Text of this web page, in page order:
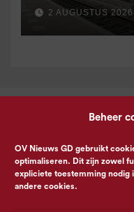
Beheer
OV Nieuws GD gebruikt
optimaliseren. Dit zijn zowel
expliciete toestemming nodig
andere cookies.
2 AUGUSTUS 2026